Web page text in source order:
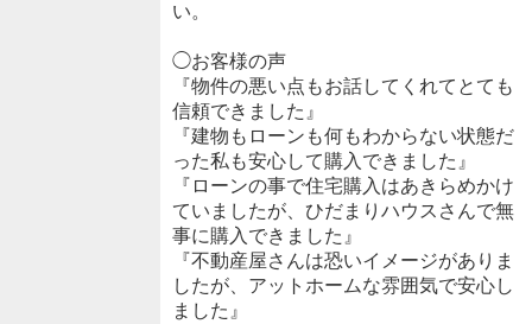
い。
◯お客様の声
『物件の悪い点もお話してくれてとても
信頼できました』
『建物もローンも何もわからない状態だ
った私も安心して購入できました』
『ローンの事で住宅購入はあきらめかけ
ていましたが、ひだまりハウスさんで無
事に購入できました』
『不動産屋さんは恐いイメージがありま
したが、アットホームな雰囲気で安心し
ました』